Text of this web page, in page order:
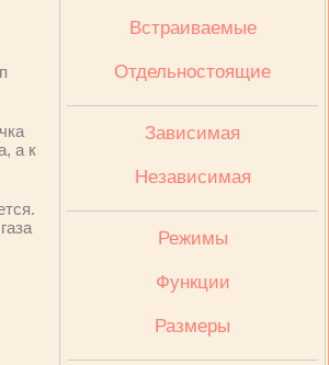
а к
Встраиваемые
Отдельностоящие
Зависимая
Независимая
Режимы
Функции
Размеры